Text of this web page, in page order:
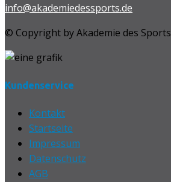
info@akademiedessports.de
© Copyright by Akademie des Sports
Kundenservice
Kontakt
Startseite
Impressum
Datenschutz
AGB